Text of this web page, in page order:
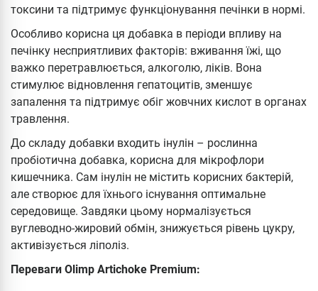
токсини та підтримує функціонування печінки в нормі.
Особливо корисна ця добавка в періоди впливу на
печінку несприятливих факторів: вживання їжі, що
важко перетравлюється, алкоголю, ліків. Вона
стимулює відновлення гепатоцитів, зменшує
запалення та підтримує обіг жовчних кислот в органах
травлення.
До складу добавки входить інулін – рослинна
пробіотична добавка, корисна для мікрофлори
кишечника. Сам інулін не містить корисних бактерій,
але створює для їхнього існування оптимальне
середовище. Завдяки цьому нормалізується
вуглеводно-жировий обмін, знижується рівень цукру,
активізується ліполіз.
Переваги Olimp Artichoke Premium: